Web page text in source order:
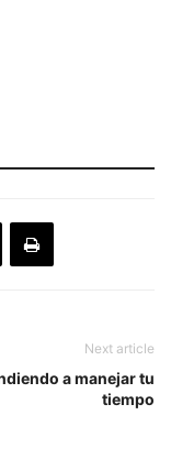
Next article
a manejar tu
tiempo